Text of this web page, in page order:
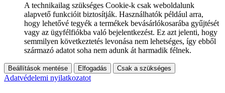
A technikailag szükséges Cookie-k csak weboldalunk
alapvető funkcióit biztosítják. Használhatók például arra,
hogy lehetővé tegyék a termékek bevásárlókosarába gyűjtését
vagy az ügyfélfiókba való bejelentkezést. Ez azt jelenti, hogy
semmilyen következtetés levonása nem lehetséges, így ebből
származó adatot soha nem adunk át harmadik félnek.
Beállítások mentése Elfogadás Csak a szükséges
Adatvédelemi nyilatkozatot